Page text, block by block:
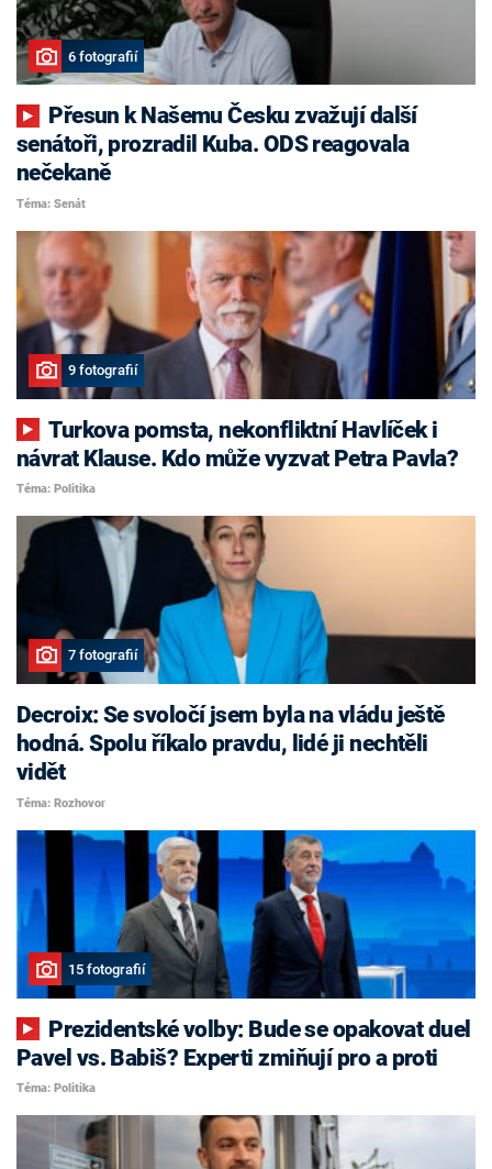
6 fotografií
senátoři, prozradil Kuba. ODS reagovala
nečekaně
Téma: Senát
9 fotografií
Turkova pomsta, nekonfliktní Havlíček i
návrat Klause. Kdo může vyzvat Petra Pavla?
Téma: Politika
7 fotografií
Decroix: Se svoločí jsem byla na vládu ještě
hodná. Spolu říkalo pravdu, lidé ji nechtěli
vidět
Téma: Rozhovor
15 fotografií
Pavel vs. Babiš? Experti zmiňují pro a proti
Téma: Politika